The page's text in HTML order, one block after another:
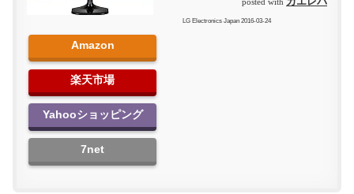
LG Electronics Japan 2016-03-24
Amazon
楽天市場
Yahooショッピング
7net